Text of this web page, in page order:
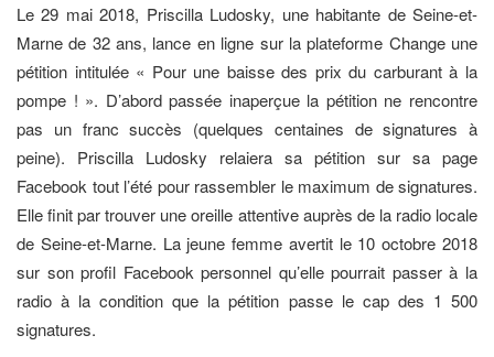
Le 29 mai 2018, Priscilla Ludosky, une habitante de Seine-et-
Marne de 32 ans, lance en ligne sur la plateforme Change une
pétition intitulée « Pour une baisse des prix du carburant à la
pompe ! ». D’abord passée inaperçue la pétition ne rencontre
pas un franc succès (quelques centaines de signatures à
peine). Priscilla Ludosky relaiera sa pétition sur sa page
Facebook tout l’été pour rassembler le maximum de signatures.
Elle finit par trouver une oreille attentive auprès de la radio locale
de Seine-et-Marne. La jeune femme avertit le 10 octobre 2018
sur son profil Facebook personnel qu’elle pourrait passer à la
radio à la condition que la pétition passe le cap des 1 500
signatures.